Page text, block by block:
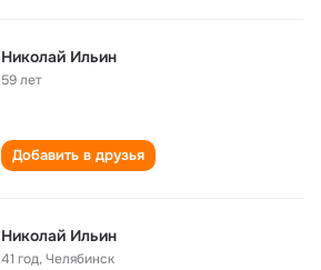
Николай Ильин
59 лет
Добавить в друзья
Николай Ильин
41 год,Челябинск